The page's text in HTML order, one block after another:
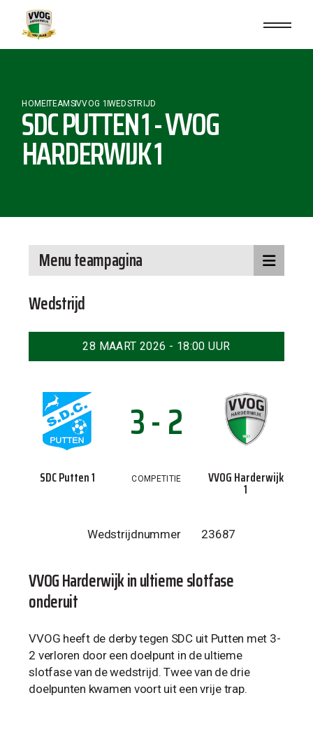
HOMETEAMSVVOG 1 WEDSTRIJD
SDC PUTTEN 1 - VVOG
HARDERWIJK 1
Wedstrijd
28 MAART 2026 - 18:00 UUR
3 - 2
SDC Putten 1 COMPETITIE VVOG Harderwijk
1
Wedstrijdnummer 23687
VVOG Harderwijk in ultieme slotfase
onderuit
VVOG heeft de derby tegen SDC uit Putten met 3-
2 verloren door een doelpunt in de ultieme
slotfase van de wedstrijd. Twee van de drie
doelpunten kwamen voort uit een vrije trap.
Menu teampagina